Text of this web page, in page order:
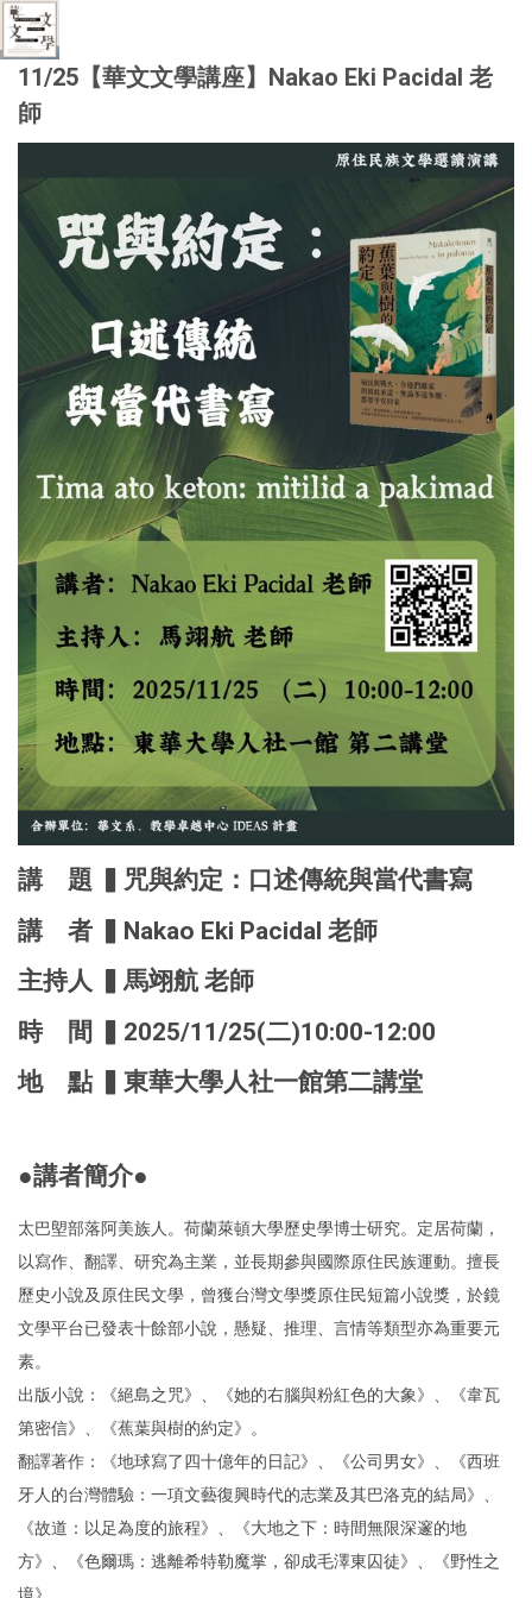
11/25【華文文學講座】Nakao Eki Pacidal 老
師
講 題 ▍咒與約定：口述傳統與當代書寫
講 者 ▍Nakao Eki Pacidal 老師
主持人 ▍馬翊航 老師
時 間 ▍2025/11/25(二)10:00-12:00
地 點 ▍東華大學人社一館第二講堂
●講者簡介●
太巴塱部落阿美族人。荷蘭萊頓大學歷史學博士研究。定居荷蘭，
以寫作、翻譯、研究為主業，並長期參與國際原住民族運動。擅長
歷史小說及原住民文學，曾獲台灣文學獎原住民短篇小說獎，於鏡
文學平台已發表十餘部小說，懸疑、推理、言情等類型亦為重要元
素。
出版小說：《絕島之咒》、《她的右腦與粉紅色的大象》、《韋瓦
第密信》、《蕉葉與樹的約定》。
翻譯著作：《地球寫了四十億年的日記》、《公司男女》、《西班
牙人的台灣體驗：一項文藝復興時代的志業及其巴洛克的結局》、
《故道：以足為度的旅程》、《大地之下：時間無限深邃的地
方》、《色爾瑪：逃離希特勒魔掌，卻成毛澤東囚徒》、《野性之